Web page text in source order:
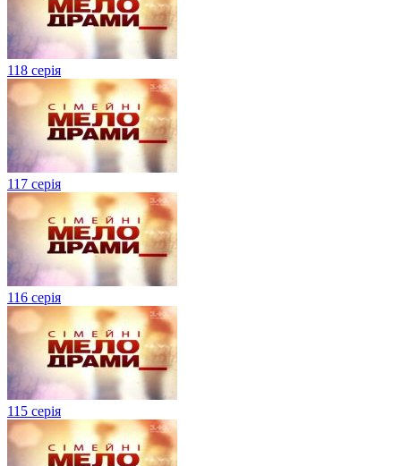
118 серія
117 серія
116 серія
115 серія